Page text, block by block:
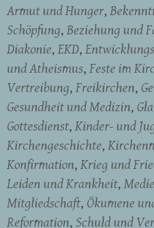
Armut und Hunger
Schöpfung Beziehung und
Diakonie EKD
und Atheismus Feste im
Vertreibung Freikirchen
Gesundheit und Medizin
Gottesdienst Kinder- und
Kirchengeschichte
Konfirmation Krieg und
Leiden und Krankheit
Mitgliedschaft Ökumene
Reformation Schuld und